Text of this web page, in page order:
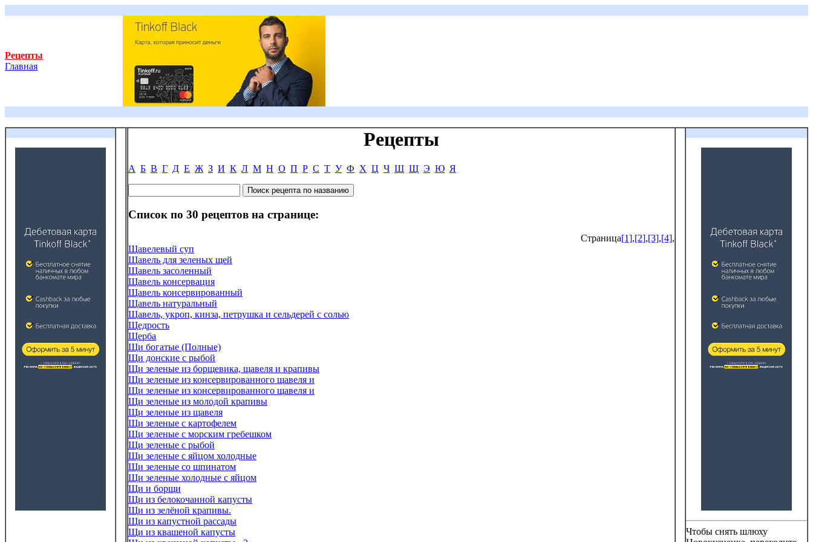
Рецепты
Главная
Рецепты
А Б В Г Д Е Ж З И К Л М Н О П Р С Т У Ф Х Ц Ч Ш Щ Э Ю Я
Список по 30 рецептов на странице:
Страница[1],[2],[3],[4],
Щавелевый суп
Щавель для зеленых щей
Щавель засоленный
Щавель консервация
Щавель консервированный
Щавель натуральный
Щавель, укроп, кинза, петрушка и сельдерей с солью
Щедрость
Щерба
Щи богатые (Полные)
Щи донские с рыбой
Щи зеленые из борщевика, щавеля и крапивы
Щи зеленые из консервированного щавеля и
Щи зеленые из консервированного щавеля и
Щи зеленые из молодой крапивы
Щи зеленые из щавеля
Щи зеленые с картофелем
Щи зеленые с морским гребешком
Щи зеленые с рыбой
Щи зеленые с яйцом холодные
Щи зеленые со шпинатом
Щи зеленые холодные с яйцом
Щи и борщи
Щи из белокочанной капусты
Щи из зелёной крапивы.
Щи из капустной рассады
Щи из квашеной капусты
Чтобы снять шлюху